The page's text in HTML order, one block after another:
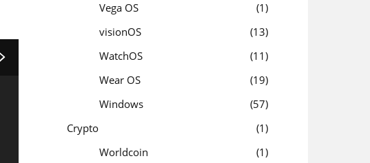
Vega OS
1
visionOS
13
WatchOS
11
Wear OS
19
Windows
57
Crypto
1
Worldcoin
1